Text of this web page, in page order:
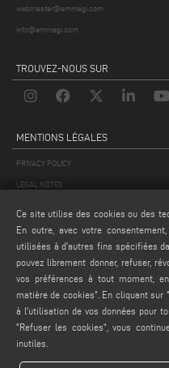
webmaster@emmegi.com
info@emmegi.com
TROUVEZ-NOUS SUR
MENTIONS LÉGALES
PRIVACY POLICY
LEGAL NOTES
CONDITIONS GÉNÉRALES DE VENTE
CONDITIONS GÉNÉRALES DE DISTRIBUTION
PARAMÈTRES DES COOKIES
Ce site utilise des cookies ou des
En outre, avec votre
utilisées à d'autres fins spécifiées
pouvez librement donner, refuser,
vos préférences à tout moment,
matière de cookies". En cliquant sur
à l'utilisation de vos données pour
"Refuser les cookies", vous
inutiles.